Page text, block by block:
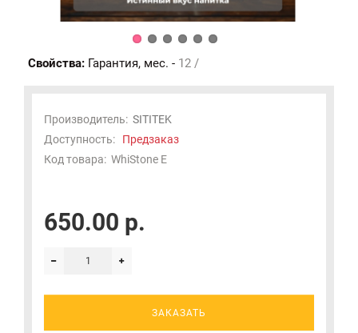
Свойства: Гарантия, мес. - 12 /
Производитель: SITITEK
Доступность: Предзаказ
Код товара: WhiStone E
650.00 р.
ЗАКАЗАТЬ